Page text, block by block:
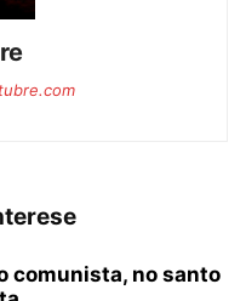
comunista, no santo